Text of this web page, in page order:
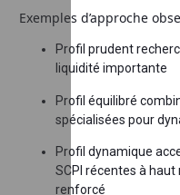
Exemples d’approche
Profil prudent
liquidité importante
Profil équilibré
spécialisées pour
Profil dynamique
SCPI récentes à
renforcé